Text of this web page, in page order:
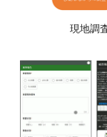
現地調